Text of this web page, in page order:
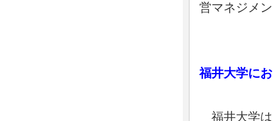
営マネジメ
福井大学に
福井大学は